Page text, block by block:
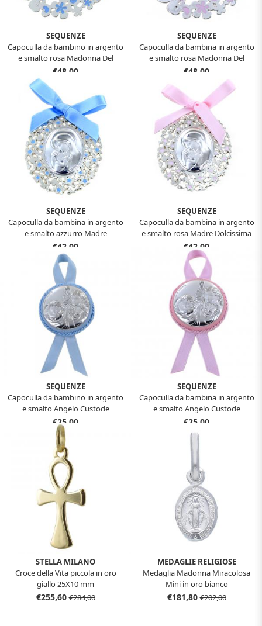
SEQUENZE
Capoculla da bambino in argento
e smalto rosa Madonna Del
Ferruzzi
€48,00
SEQUENZE
Capoculla da bambina in argento
e smalto rosa Madonna Del
Ferruzzi
€48,00
SEQUENZE
Capoculla da bambina in argento
e smalto azzurro Madre
Dolcissima
€42,00
SEQUENZE
Capoculla da bambina in argento
e smalto rosa Madre Dolcissima
€42,00
SEQUENZE
Capoculla da bambino in argento
e smalto Angelo Custode
€25,00
SEQUENZE
Capoculla da bambina in argento
e smalto Angelo Custode
€25,00
STELLA MILANO
Croce della Vita piccola in oro
giallo 25X10 mm
€255,60€284,00
MEDAGLIE RELIGIOSE
Medaglia Madonna Miracolosa
Mini in oro bianco
€181,80€202,00